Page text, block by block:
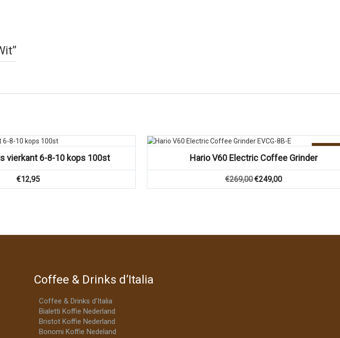
vierkant 6-8-10 kops 100st
€12,95
Vergelijk
Hario V60 Electric Coffee Grinder
€269,00Oorspronkelijke
€249,00Huidige
Coffee & Drinks d’Italia
Coffee & Drinks d’Italia
Bialetti Koffie Nederland
Bristot Koffie Nederland
Bonomi Koffie Nedeland